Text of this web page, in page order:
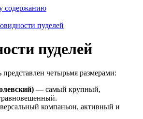
содержанию
пуделей
пуделей
четырьмя размерами:
— самый крупный,
компаньон, активный и